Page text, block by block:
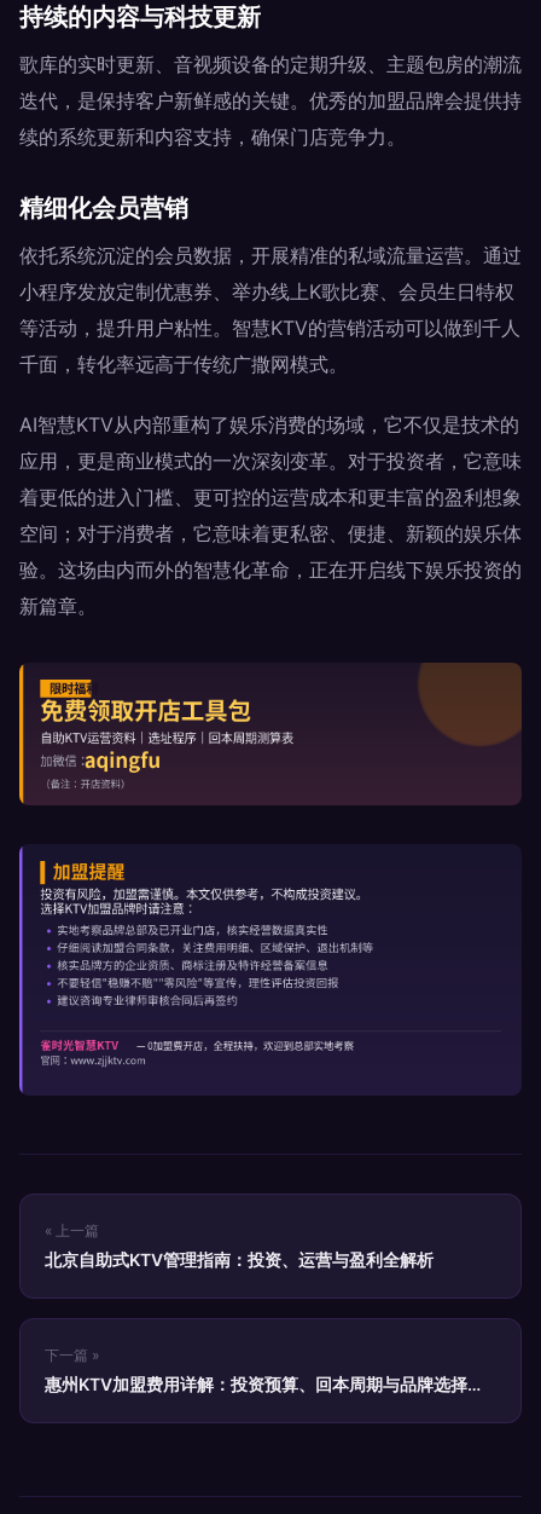
持续的内容与科技更新
歌库的实时更新、音视频设备的定期升级、主题包房的潮流
迭代，是保持客户新鲜感的关键。优秀的加盟品牌会提供持
续的系统更新和内容支持，确保门店竞争力。
精细化会员营销
依托系统沉淀的会员数据，开展精准的私域流量运营。通过
小程序发放定制优惠券、举办线上K歌比赛、会员生日特权
等活动，提升用户粘性。智慧KTV的营销活动可以做到千人
千面，转化率远高于传统广撒网模式。
AI智慧KTV从内部重构了娱乐消费的场域，它不仅是技术的
应用，更是商业模式的一次深刻变革。对于投资者，它意味
着更低的进入门槛、更可控的运营成本和更丰富的盈利想象
空间；对于消费者，它意味着更私密、便捷、新颖的娱乐体
验。这场由内而外的智慧化革命，正在开启线下娱乐投资的
新篇章。
« 上一篇
北京自助式KTV管理指南：投资、运营与盈利全解析
下一篇 »
惠州KTV加盟费用详解：投资预算、回本周期与品牌选择全